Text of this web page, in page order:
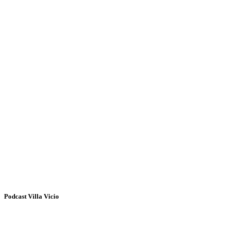
Podcast Villa Vicio